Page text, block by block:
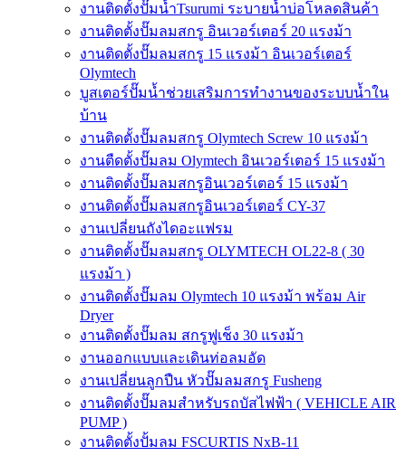
งานติดตั้งปั๊มน้ำTsurumi ระบายน้ำบ่อโหลดสินค้า
งานติดตั้งปั๊มลมสกรู อินเวอร์เตอร์ 20 แรงม้า
งานติดตั้งปั๊มลมสกรู 15 แรงม้า อินเวอร์เตอร์
Olymtech
บูสเตอร์ปั๊มน้ำช่วยเสริมการทำงานของระบบน้ำใน
บ้าน
งานติดตั้งปั๊มลมสกรู Olymtech Screw 10 แรงม้า
งานตืดตั้งปั๊มลม Olymtech อินเวอร์เตอร์ 15 แรงม้า
งานติดตั้งปั๊มลมสกรูอินเวอร์เตอร์ 15 แรงม้า
งานติดตั้งปั๊มลมสกรูอินเวอร์เตอร์ CY-37
งานเปลี่ยนถังไดอะแฟรม
งานติดตั้งปั๊มลมสกรู OLYMTECH OL22-8 ( 30
แรงม้า )
งานติดตั้งปั๊มลม Olymtech 10 แรงม้า พร้อม Air
Dryer
งานติดตั้งปั๊มลม สกรูฟูเช็ง 30 แรงม้า
งานออกแบบและเดินท่อลมอัด
งานเปลี่ยนลูกปืน หัวปั๊มลมสกรู Fusheng
งานติดตั้งปั๊มลมสำหรับรถบัสไฟฟ้า ( VEHICLE AIR
PUMP )
งานติดตั้งปั้มลม FSCURTIS NxB-11